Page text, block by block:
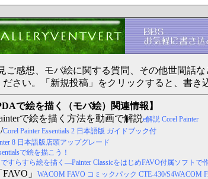
ご感想、モバ絵に関する質問、その他世間話な
さい。「新規投稿」をクリックすると、書き
で絵を描く（モバ絵）関連情報】
で絵を描く方法を動画で解説e解説 Corel Painter
/Corel Painter Essentials 2 日本語版 ガイドブック付
8 日本語版店頭アップグレード
で絵を描こう！
すらすら絵を描く―Painter ClassicをはじめFAVO付属ソフトで
」 WACOM FAVO コミックパック CTE-430/S4WACOM